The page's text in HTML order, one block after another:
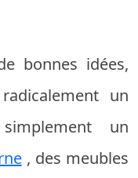
bonnes idées,
un
un
, des meubles